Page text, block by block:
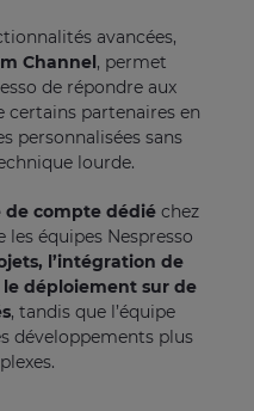
avancées,
Channel, permet
de répondre aux
certains partenaires en
personnalisées sans
lourde.
de compte dédiéchez
équipes Nespresso
l’intégration de
déploiement sur de
, tandis que l’équipe
développements plus